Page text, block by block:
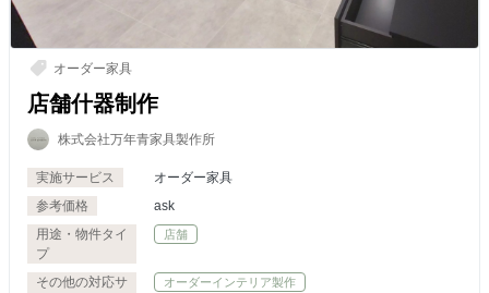
オーダー家具
店舗什器制作
株式会社万年青家具製作所
実施サービス
オーダー家具
参考価格
ask
用途・物件タイ
プ
店舗
その他の対応サ
オーダーインテリア製作